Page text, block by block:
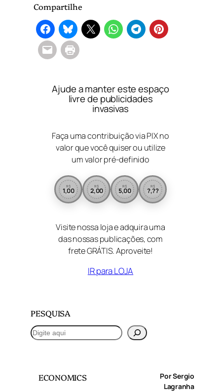
Compartilhe
Ajude a manter este espaço
livre de publicidades
invasivas
Faça uma contribuição via PIX no
valor que você quiser ou utilize
um valor pré-definido
R$
1,00
R$
2,00
R$
5,00
R$
?,??
Visite nossa loja e adquira uma
das nossas publicações, com
frete GRÁTIS. Aproveite!
IR para LOJA
PESQUISA
P
e
ECONOMICS
Por Sergio
Lagranha